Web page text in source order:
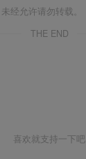
经允许请勿转载。
THE END
喜欢就支持一下吧